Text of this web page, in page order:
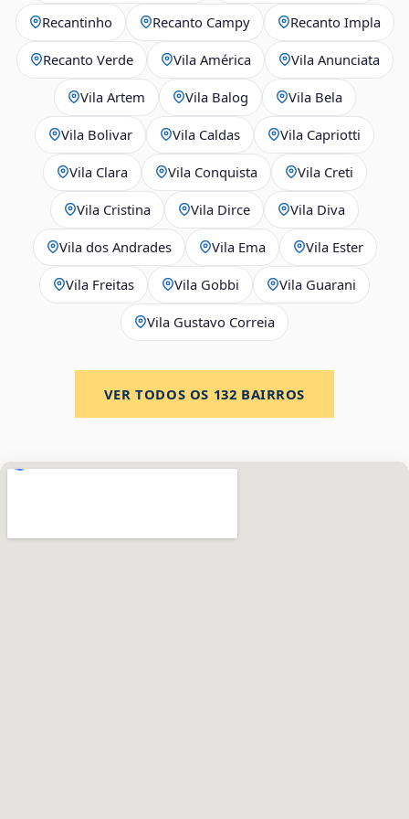
Recantinho Recanto Campy Recanto Impla
Recanto Verde Vila América Vila Anunciata
Vila Artem Vila Balog Vila Bela
Vila Bolivar Vila Caldas Vila Capriotti
Vila Clara Vila Conquista Vila Creti
Vila Cristina Vila Dirce Vila Diva
Vila dos Andrades Vila Ema Vila Ester
Vila Freitas Vila Gobbi Vila Guarani
Vila Gustavo Correia
VER TODOS OS 132 BAIRROS